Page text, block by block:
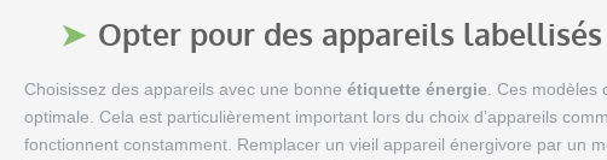
Opter pour des appareils
Choisissez des appareils avec une bonne étiquette énergie . Ces
optimale. Cela est particulièrement important lors du choix d’appareils
fonctionnent constamment. Remplacer un vieil appareil énergivore par un